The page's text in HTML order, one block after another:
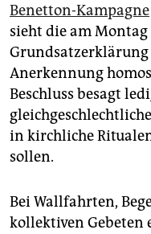
Benetton-Kampagne
sieht die am
Grundsatzerklärung
Anerkennung
Beschluss besagt
in kirchliche
sollen.
Bei Wallfahrten,
kollektiven Gebeten